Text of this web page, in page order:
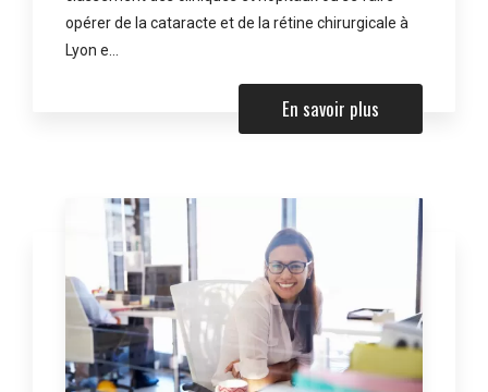
opérer de la cataracte et de la rétine chirurgicale à
Lyon e...
En savoir plus